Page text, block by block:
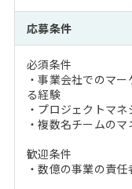
応募条件
必須条件
・事業会社でのマ
る経験
・プロジェクトマ
・複数名チームの
歓迎条件
・数億の事業の責